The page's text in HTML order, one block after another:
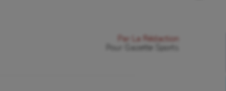
Par
La Rédaction
Gazette Sports